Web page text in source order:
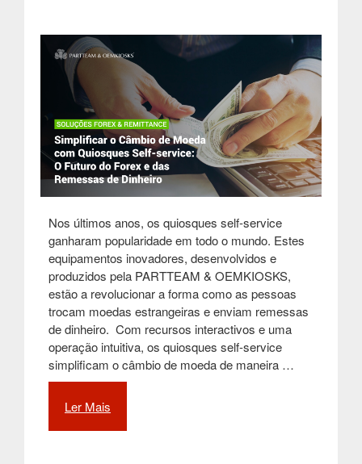
Aeroportos”
Nos últimos anos, os quiosques self-service
ganharam popularidade em todo o mundo. Estes
equipamentos inovadores, desenvolvidos e
produzidos pela PARTTEAM & OEMKIOSKS,
estão a revolucionar a forma como as pessoas
trocam moedas estrangeiras e enviam remessas
de dinheiro. Com recursos interactivos e uma
operação intuitiva, os quiosques self-service
simplificam o câmbio de moeda de maneira …
Ler Mais